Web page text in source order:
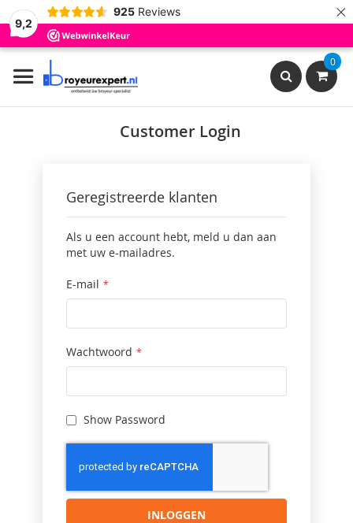
9,2
925 Reviews ×
Ga
naar
de
0
Search
Customer Login
Geregistreerde klanten
Als u een account hebt, meld u dan aan
met uw e-mailadres.
E-mail
Wachtwoord
Show Password
INLOGGEN